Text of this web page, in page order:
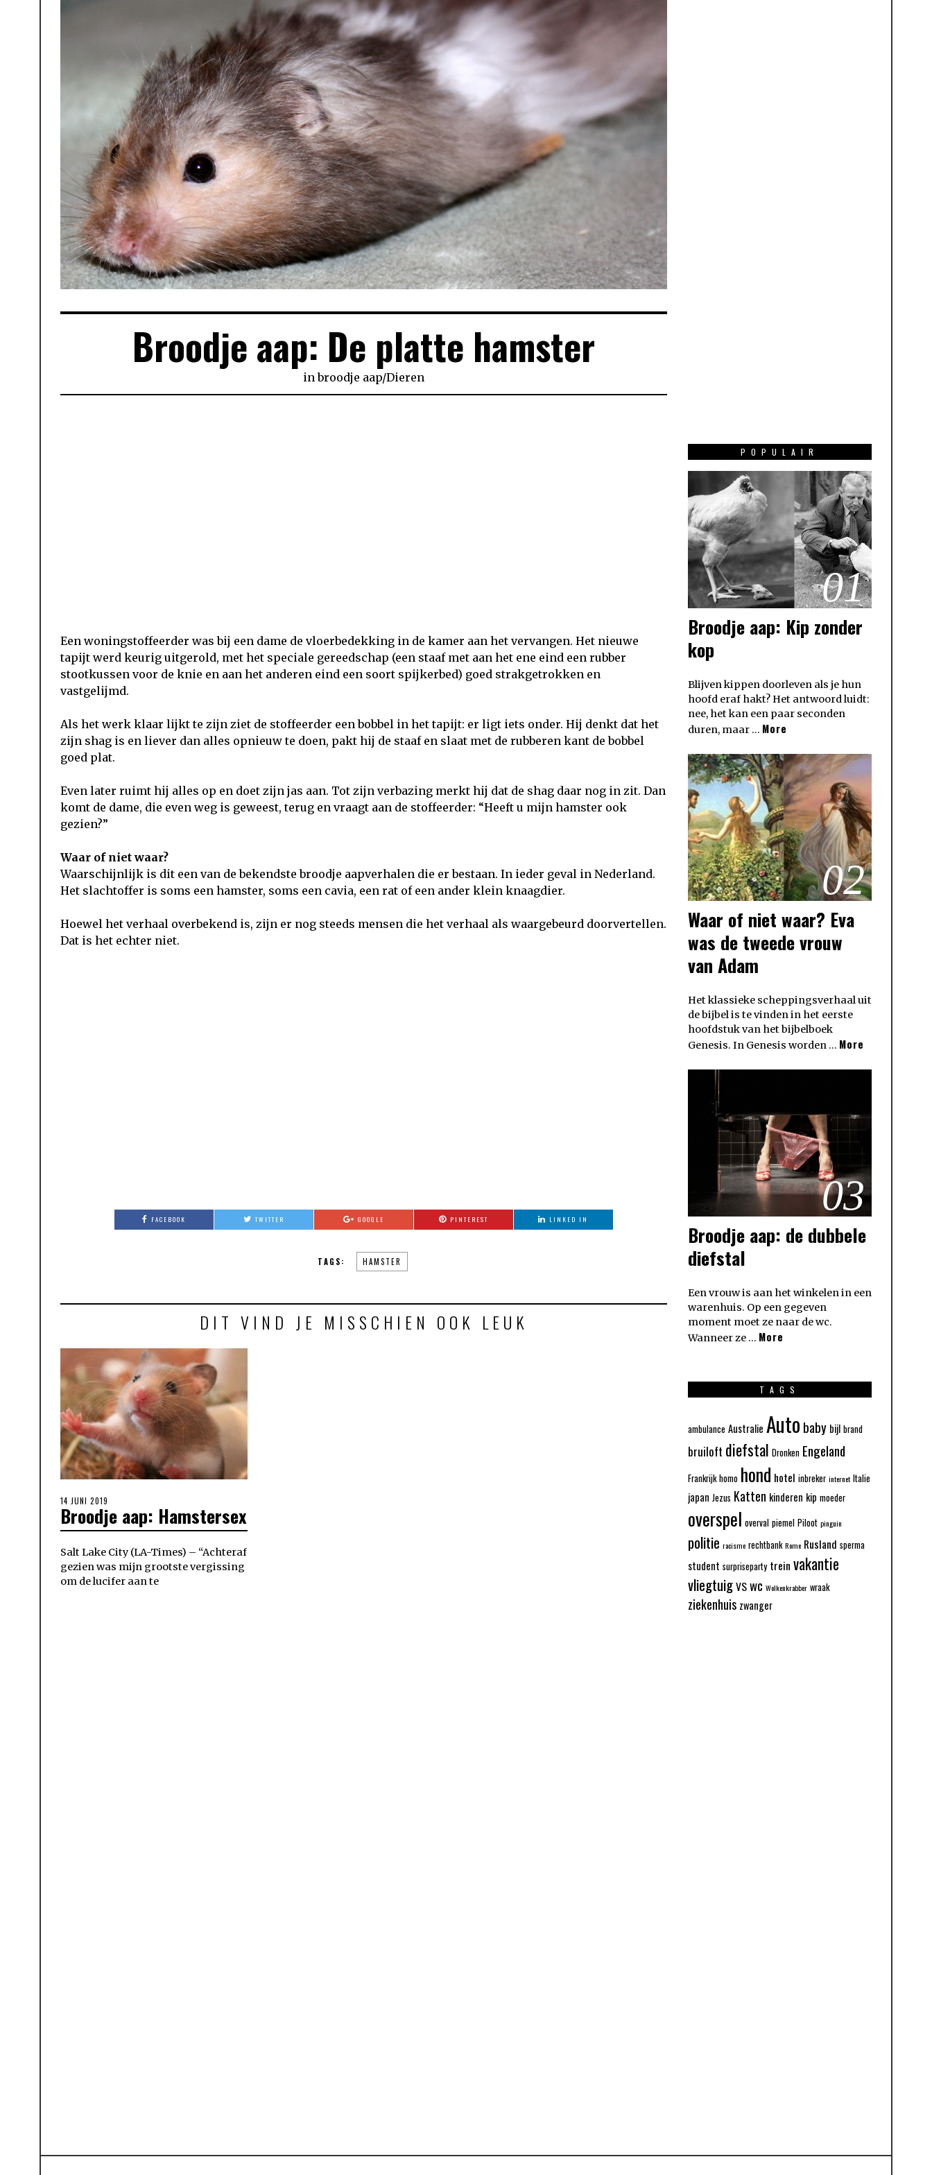
Broodje aap: De platte hamster
in broodje aap/Dieren
Een woningstoffeerder was bij een dame de vloerbedekking in de kamer aan het vervangen. Het nieuwe
tapijt werd keurig uitgerold, met het speciale gereedschap (een staaf met aan het ene eind een rubber
stootkussen voor de knie en aan het anderen eind een soort spijkerbed) goed strakgetrokken en
vastgelijmd.
Als het werk klaar lijkt te zijn ziet de stoffeerder een bobbel in het tapijt: er ligt iets onder. Hij denkt dat het
zijn shag is en liever dan alles opnieuw te doen, pakt hij de staaf en slaat met de rubberen kant de bobbel
goed plat.
Even later ruimt hij alles op en doet zijn jas aan. Tot zijn verbazing merkt hij dat de shag daar nog in zit. Dan
komt de dame, die even weg is geweest, terug en vraagt aan de stoffeerder: “Heeft u mijn hamster ook
gezien?”
Waar of niet waar?
Waarschijnlijk is dit een van de bekendste broodje aapverhalen die er bestaan. In ieder geval in Nederland.
Het slachtoffer is soms een hamster, soms een cavia, een rat of een ander klein knaagdier.
Hoewel het verhaal overbekend is, zijn er nog steeds mensen die het verhaal als waargebeurd doorvertellen.
Dat is het echter niet.
FACEBOOK TWITTER GOOGLE PINTEREST LINKED IN
TAGS: HAMSTER
DIT VIND JE MISSCHIEN OOK LEUK
POSTED
ON
14 JUNI 2019
Broodje aap: Hamstersex
Salt Lake City (LA-Times) – “Achteraf
gezien was mijn grootste vergissing
om de lucifer aan te
POPULAIR
01
Broodje aap: Kip zonder
kop
Blijven kippen doorleven als je hun
hoofd eraf hakt? Het antwoord luidt:
nee, het kan een paar seconden
duren, maar … More
02
Waar of niet waar? Eva
was de tweede vrouw
van Adam
Het klassieke scheppingsverhaal uit
de bijbel is te vinden in het eerste
hoofdstuk van het bijbelboek
Genesis. In Genesis worden … More
03
Broodje aap: de dubbele
diefstal
Een vrouw is aan het winkelen in een
warenhuis. Op een gegeven
moment moet ze naar de wc.
Wanneer ze … More
TAGS
ambulance Australie Auto baby bijl brand
bruiloft diefstal Dronken Engeland
Frankrijk homo hond hotel inbreker internet Italie
japan Jezus Katten kinderen kip moeder
overspel overval piemel Piloot pinguin
politie racisme rechtbank Rome Rusland sperma
student surpriseparty trein vakantie
vliegtuigVSwc Wolkenkrabber wraak
ziekenhuis zwanger